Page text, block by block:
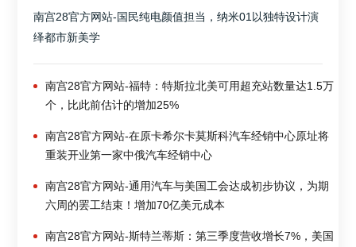
南宫28官方网站-国民纯电颜值担当，纳米01以独特设计演
绎都市新美学
南宫28官方网站-福特：特斯拉北美可用超充站数量达1.5万
个，比此前估计的增加25%
南宫28官方网站-在原卡希尔卡莫斯科汽车经销中心原址将
重装开业第一家中俄汽车经销中心
南宫28官方网站-通用汽车与美国工会达成初步协议，为期
六周的罢工结束！增加70亿美元成本
南宫28官方网站-斯特兰蒂斯：第三季度营收增长7%，美国